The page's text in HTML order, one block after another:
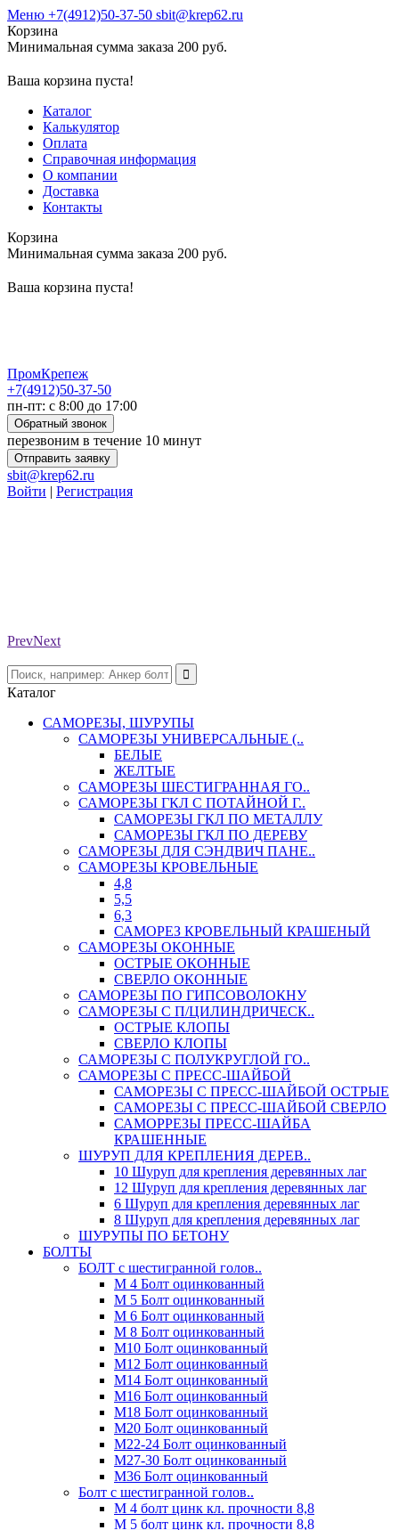
Меню +7(4912)50-37-50 sbit@krep62.ru
Корзина
Минимальная сумма заказа 200 руб.
Ваша корзина пуста!
Каталог
Калькулятор
Оплата
Справочная информация
О компании
Доставка
Контакты
Корзина
Минимальная сумма заказа 200 руб.
Ваша корзина пуста!
ПромКрепеж
+7(4912)50-37-50
пн-пт: с 8:00 до 17:00
Обратный звонок
перезвоним в течение 10 минут
Отправить заявку
sbit@krep62.ru
Войти | Регистрация
PrevNext
Каталог
САМОРЕЗЫ, ШУРУПЫ
САМОРЕЗЫ УНИВЕРСАЛЬНЫЕ (..
БЕЛЫЕ
ЖЕЛТЫЕ
САМОРЕЗЫ ШЕСТИГРАННАЯ ГО..
САМОРЕЗЫ ГКЛ С ПОТАЙНОЙ Г..
САМОРЕЗЫ ГКЛ ПО МЕТАЛЛУ
САМОРЕЗЫ ГКЛ ПО ДЕРЕВУ
САМОРЕЗЫ ДЛЯ СЭНДВИЧ ПАНЕ..
САМОРЕЗЫ КРОВЕЛЬНЫЕ
4,8
5,5
6,3
САМОРЕЗ КРОВЕЛЬНЫЙ КРАШЕНЫЙ
САМОРЕЗЫ ОКОННЫЕ
ОСТРЫЕ ОКОННЫЕ
СВЕРЛО ОКОННЫЕ
САМОРЕЗЫ ПО ГИПСОВОЛОКНУ
САМОРЕЗЫ С П/ЦИЛИНДРИЧЕСК..
ОСТРЫЕ КЛОПЫ
СВЕРЛО КЛОПЫ
САМОРЕЗЫ С ПОЛУКРУГЛОЙ ГО..
САМОРЕЗЫ С ПРЕСС-ШАЙБОЙ
САМОРЕЗЫ С ПРЕСС-ШАЙБОЙ ОСТРЫЕ
САМОРЕЗЫ С ПРЕСС-ШАЙБОЙ СВЕРЛО
САМОРРЕЗЫ ПРЕСС-ШАЙБА
КРАШЕННЫЕ
ШУРУП ДЛЯ КРЕПЛЕНИЯ ДЕРЕВ..
10 Шуруп для крепления деревянных лаг
12 Шуруп для крепления деревянных лаг
6 Шуруп для крепления деревянных лаг
8 Шуруп для крепления деревянных лаг
ШУРУПЫ ПО БЕТОНУ
БОЛТЫ
БОЛТ с шестигранной голов..
М 4 Болт оцинкованный
М 5 Болт оцинкованный
М 6 Болт оцинкованный
М 8 Болт оцинкованный
М10 Болт оцинкованный
М12 Болт оцинкованный
М14 Болт оцинкованный
М16 Болт оцинкованный
М18 Болт оцинкованный
М20 Болт оцинкованный
М22-24 Болт оцинкованный
М27-30 Болт оцинкованный
М36 Болт оцинкованный
Болт с шестигранной голов..
М 4 болт цинк кл. прочности 8,8
М 5 болт цинк кл. прочности 8,8